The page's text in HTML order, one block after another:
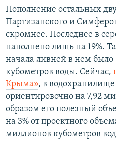
Пополнение остальных
Партизанского и
скромнее. Последнее в
наполнено лишь на 19%.
начала ливней в нем было
кубометров воды. Сейчас,
Крыма», в водохранилище
ориентировочно на 7,92
образом его полезный
на 3% от проектного
миллионов кубометров